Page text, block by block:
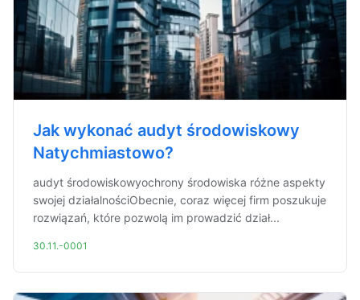
Jak wykonać audyt środowiskowy
Natychmiastowo?
audyt środowiskowyochrony środowiska różne aspekty
swojej działalnościObecnie, coraz więcej firm poszukuje
rozwiązań, które pozwolą im prowadzić dział...
30.11.-0001